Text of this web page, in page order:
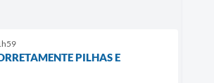
PILHAS E